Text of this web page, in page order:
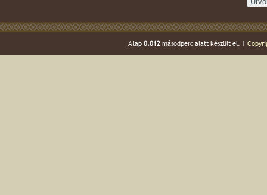
A lap 0.012másodperc alatt készült el. |